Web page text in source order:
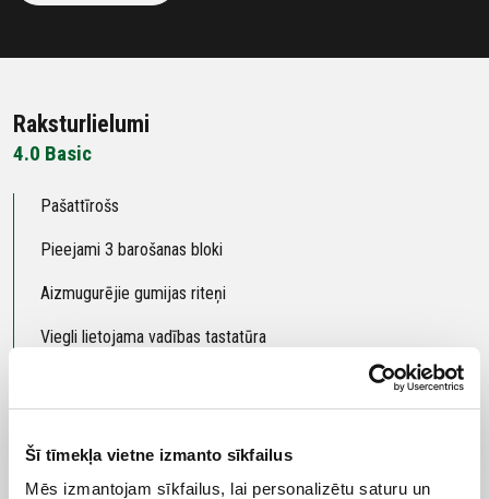
Šī tīmekļa vietne izmanto sīkfailus
Mēs izmantojam sīkfailus, lai personalizētu saturu un
Raksturlielumi
4.0 Basic
Pašattīrošs
Pieejami 3 barošanas bloki
Aizmugurējie gumijas riteņi
Viegli lietojama vadības tastatūra
Līdz 2200 m2 zālienam (ar barošanas bloku Premium)
Tehnisko datu lapa